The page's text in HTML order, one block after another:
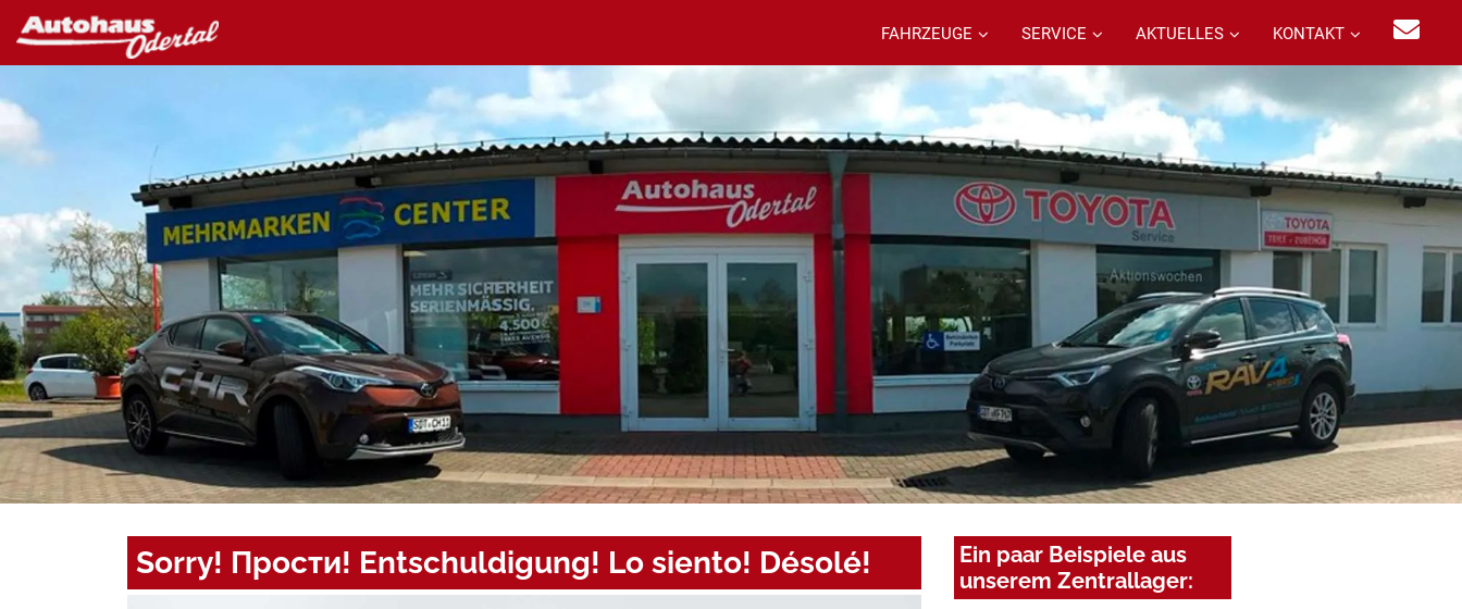
FAHRZEUGE SERVICE AKTUELLES KONTAKT
Sorry! Прости! Entschuldigung! Lo siento! Désolé!
Ein paar Beispiele aus
unserem Zentrallager: